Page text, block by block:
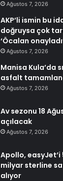
Ağustos 7, 2026
AKP’li ismin bu
doğruysa çok
‘Öcalan
Ağustos 7, 2026
Manisa Kula’da
asfalt
Ağustos 7, 2026
Av sezonu 18
açılacak
Ağustos 7, 2026
Apollo, easyJet’i
milyar sterline
alıyor